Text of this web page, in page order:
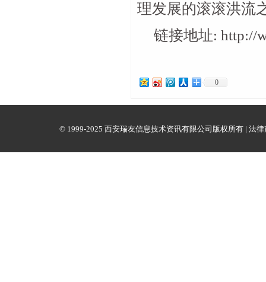
理发展的滚滚洪流
链接地址: http://
0
© 1999-2025 西安瑞友信息技术资讯有限公司版权所有 | 法律